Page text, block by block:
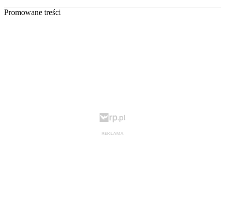
Promowane treści